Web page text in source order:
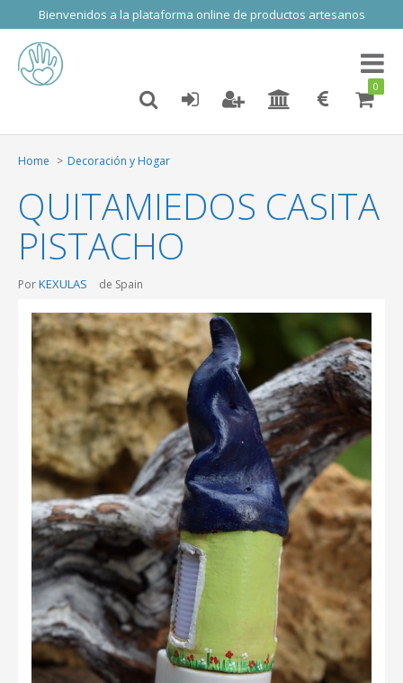
Bienvenidos a la plataforma online de productos artesanos
Toggle
0
Home Decoración y Hogar
QUITAMIEDOS CASITA
PISTACHO
PorKEXULAS de Spain